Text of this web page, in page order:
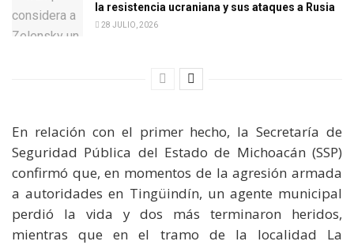
la resistencia ucraniana y sus ataques a Rusia
28 JULIO, 2026
En relación con el primer hecho, la Secretaría de
Seguridad Pública del Estado de Michoacán (SSP)
confirmó que, en momentos de la agresión armada
a autoridades en Tingüindín, un agente municipal
perdió la vida y dos más terminaron heridos,
mientras que en el tramo de la localidad La